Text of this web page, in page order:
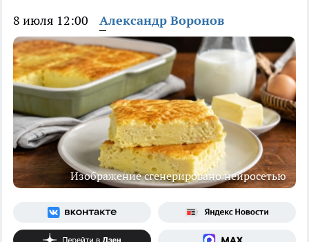
8 июля 12:00 Александр Воронов
Изображение сгенерировано нейросетью